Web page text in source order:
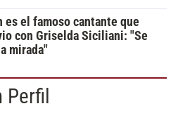
es el famoso cantante que
con Griselda Siciliani: "Se
mirada"